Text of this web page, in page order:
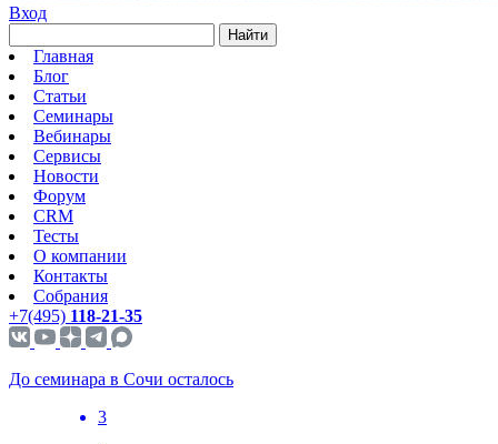
Вход
Найти
Главная
Блог
Статьи
Семинары
Вебинары
Сервисы
Новости
Форум
CRM
Тесты
О компании
Контакты
Собрания
+7(495) 118-21-35
До семинара в Сочи осталось
3